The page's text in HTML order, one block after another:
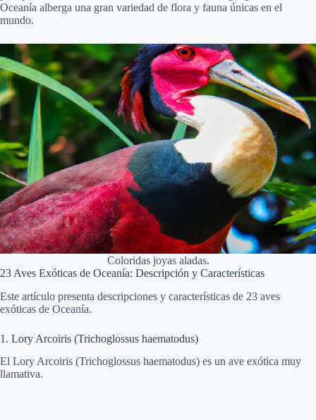
Oceanía alberga una gran variedad de flora y fauna únicas en el
mundo.
Coloridas joyas aladas.
23 Aves Exóticas de Oceanía: Descripción y Características
Este artículo presenta descripciones y características de 23 aves
exóticas de Oceanía.
1. Lory Arcoiris (Trichoglossus haematodus)
El Lory Arcoiris (Trichoglossus haematodus) es un ave exótica muy
llamativa.